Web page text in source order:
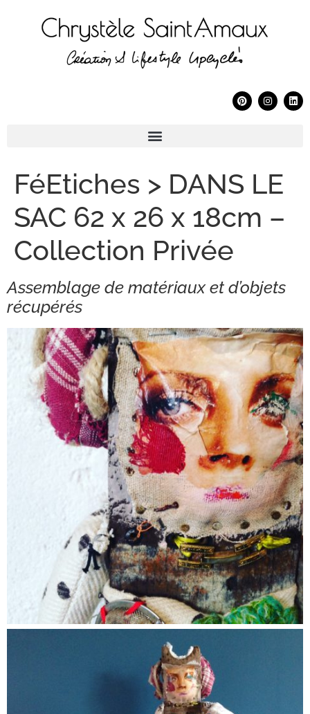
FéEtiches > DANS LE
SAC 62 x 26 x 18cm –
Collection Privée
Assemblage de matériaux et d’objets
récupérés